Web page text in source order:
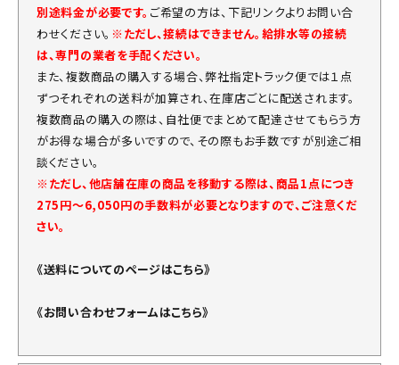
別途料金が必要です。 ご希望の方は、下記リンクよりお問い合
わせください。 ※ただし、接続はできません。給排水等の接続
は、専門の業者を手配ください。
また、複数商品の購入する場合、弊社指定トラック便では１点
ずつそれぞれの送料が加算され、在庫店ごとに配送されます。
複数商品の購入の際は、自社便でまとめて配達させてもらう方
がお得な場合が多いですので、その際もお手数ですが別途ご相
談ください。
※ただし、他店舗在庫の商品を移動する際は、商品1点につき
275円～6,050円の手数料が必要となりますので、ご注意くだ
さい。
《送料についてのページはこちら》
《お問い合わせフォームはこちら》